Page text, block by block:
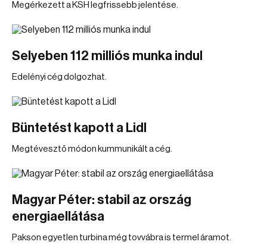
Megérkezett a KSH legfrissebb jelentése.
Selyeben 112 milliós munka indul
Edelényi cég dolgozhat.
Büntetést kapott a Lidl
Megtévesztő módon kummunikált a cég.
Magyar Péter: stabil az ország
energiaellátása
Pakson egyetlen turbina még tovvábra is termel áramot.